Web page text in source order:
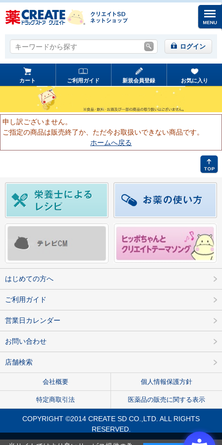
キーワードから探す
キーワードから探す ログイン
カート ご利用ガイド 新規会員登録 お気に入り
申し訳ございません。
ご指定の商品は販売終了か、ただ今お取扱いできない商品です。
ホームへ戻る
はじめての方へ
ご利用ガイド
営業日カレンダー
お問い合わせ
店舗検索
会社概要 個人情報保護方針
特定商取引法 医薬品の販売に関する表示
COPYRIGHT ©2014 CREATE SD CO.,LTD. ALL RIGHTS
RESERVED.